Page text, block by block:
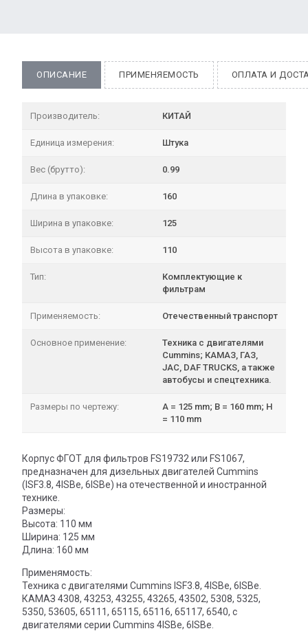
ОПИСАНИЕ ПРИМЕНЯЕМОСТЬ ОПЛАТА И
Производитель: КИТАЙ
Единица измерения: Штука
Вес (брутто): 0.99
Длина в упаковке: 160
Ширина в упаковке: 125
Высота в упаковке: 110
Тип:
Комплектующие к
фильтрам
Применяемость: Отечественный транспорт
Основное применение:
Техника с двигателями
Cummins; КАМАЗ, ГАЗ,
JAC, DAF TRUCKS, а также
автобусы и спецтехника.
Размеры по чертежу:
A = 125 mm; B = 160 mm; H
= 110 mm
Корпус ФГОТ для фильтров FS19732 или FS1067,
предназначен для дизельных двигателей Cummins
(ISF3.8, 4ISBe, 6ISBe) на отечественной и иностранной
технике.
Размеры:
Высота: 110 мм
Ширина: 125 мм
Длина: 160 мм
Применямость:
Техника с двигателями Cummins ISF3.8, 4ISBe, 6ISBe.
КАМАЗ 4308, 43253, 43255, 43265, 43502, 5308, 5325,
5350, 53605, 65111, 65115, 65116, 65117, 6540, с
двигателями серии Cummins 4ISBe, 6ISBe.